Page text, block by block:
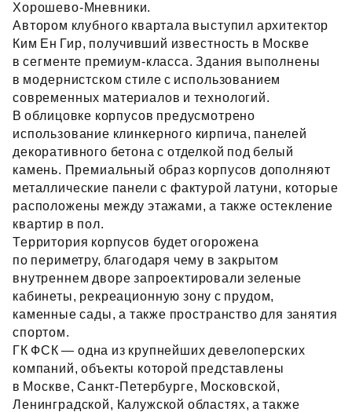
Хорошево‑Мневники.
Автором клубного квартала выступил архитектор
Ким Ен Гир, получивший известность в Москве
в сегменте премиум‑класса. Здания выполнены
в модернистском стиле с использованием
современных материалов и технологий.
В облицовке корпусов предусмотрено
использование клинкерного кирпича, панелей
декоративного бетона с отделкой под белый
камень. Премиальный образ корпусов дополняют
металлические панели с фактурой латуни, которые
расположены между этажами, а также остекление
квартир в пол.
Территория корпусов будет огорожена
по периметру, благодаря чему в закрытом
внутреннем дворе запроектировали зеленые
кабинеты, рекреационную зону с прудом,
каменные сады, а также пространство для занятия
спортом.
ГК ФСК — одна из крупнейших девелоперских
компаний, объекты которой представлены
в Москве, Санкт‑Петербурге, Московской,
Ленинградской, Калужской областях, а также